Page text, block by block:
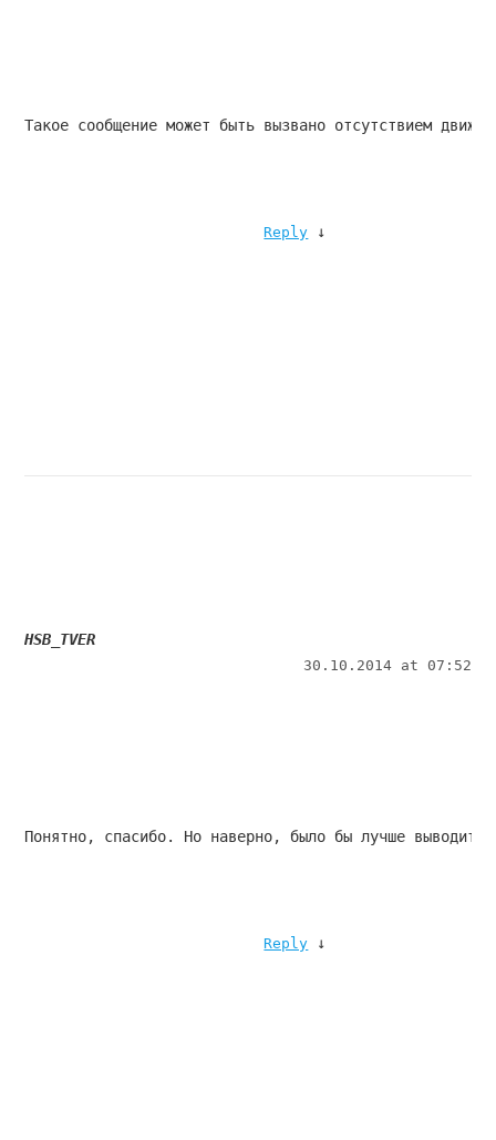
Такое сообщение может быть вызвано отсутствием
Reply ↓
HSB_TVER
30.10.2014 at 07:52
Понятно, спасибо. Но наверно, было бы лучше выводить
Reply ↓